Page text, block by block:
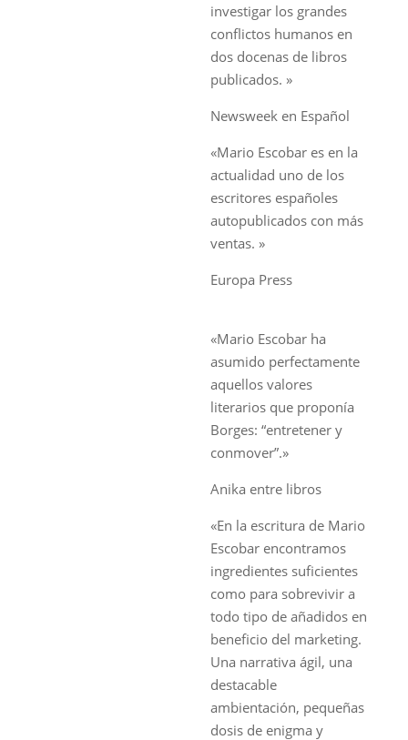
investigar los grandes
conflictos humanos en
dos docenas de libros
publicados. »
Newsweek en Español
«Mario Escobar es en la
actualidad uno de los
escritores españoles
autopublicados con más
ventas. »
Europa Press
«Mario Escobar ha
asumido perfectamente
aquellos valores
literarios que proponía
Borges: “entretener y
conmover”.»
Anika entre libros
«En la escritura de Mario
Escobar encontramos
ingredientes suficientes
como para sobrevivir a
todo tipo de añadidos en
beneficio del marketing.
Una narrativa ágil, una
destacable
ambientación, pequeñas
dosis de enigma y